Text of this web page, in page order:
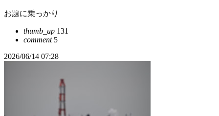
お題に乗っかり
thumb_up 131
comment5
2026/06/14 07:28